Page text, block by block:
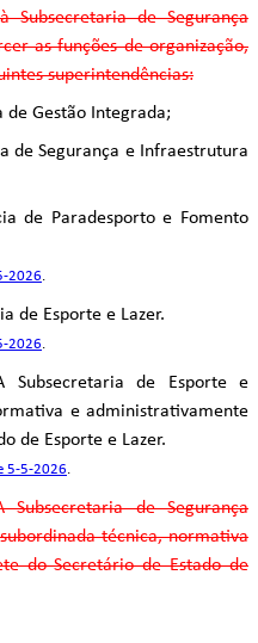
Subsecretaria de Segurança
as funções de organização,
superintendências:
de Gestão Integrada;
de Segurança e Infraestrutura
de Paradesporto e Fomento
2026.
de Esporte e Lazer.
2026.
Subsecretaria de Esporte e
e administrativamente
de Esporte e Lazer.
5-5-2026.
Subsecretaria de Segurança
técnica, normativa
do Secretário de Estado de